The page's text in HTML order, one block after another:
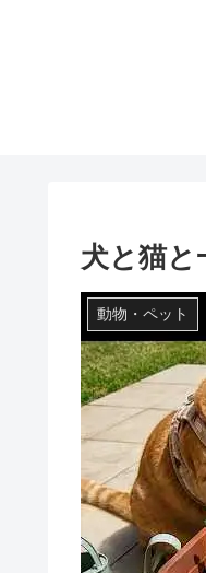
犬と猫
動物・ペット